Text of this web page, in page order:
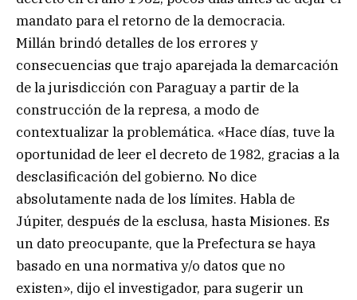
mandato para el retorno de la democracia.
Millán brindó detalles de los errores y
consecuencias que trajo aparejada la demarcación
de la jurisdicción con Paraguay a partir de la
construcción de la represa, a modo de
contextualizar la problemática. «Hace días, tuve la
oportunidad de leer el decreto de 1982, gracias a la
desclasificación del gobierno. No dice
absolutamente nada de los límites. Habla de
Júpiter, después de la esclusa, hasta Misiones. Es
un dato preocupante, que la Prefectura se haya
basado en una normativa y/o datos que no
existen», dijo el investigador, para sugerir un